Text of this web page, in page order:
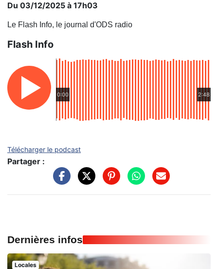
Du 03/12/2025 à 17h03
Le Flash Info, le journal d'ODS radio
Flash Info
0:00 2:48
Télécharger le podcast
Partager :
Dernières infos
Locales